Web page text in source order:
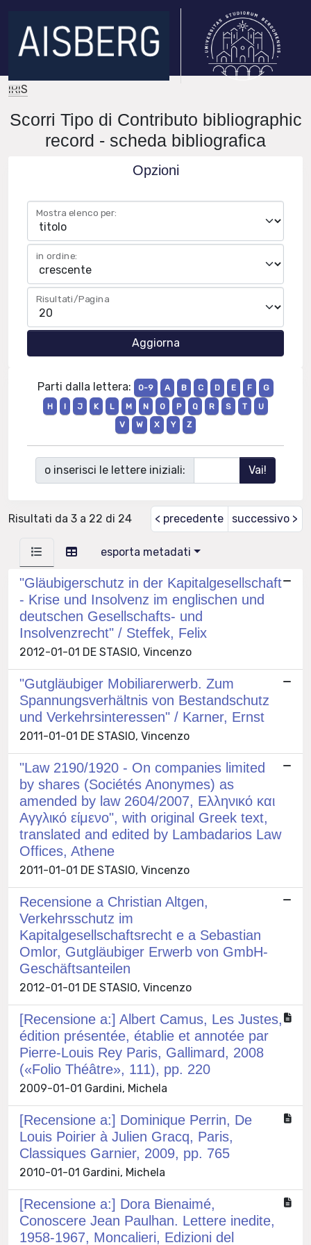
IRIS
Scorri Tipo di Contributo bibliographic
record - scheda bibliografica
Opzioni
Mostra elenco per:
in ordine:
Risultati/Pagina
Parti dalla lettera: 0-9 A B C D E F
G
H
I J K L M N O P Q R S T
U
V
W X Y Z
o inserisci le lettere iniziali:
Risultati da 3 a 22 di 24 < precedente successivo >
esporta metadati
"Gläubigerschutz in der Kapitalgesellschaft
- Krise und Insolvenz im englischen und
deutschen Gesellschafts- und
Insolvenzrecht" / Steffek, Felix
2012-01-01 DE STASIO, Vincenzo
"Gutgläubiger Mobiliarerwerb. Zum
Spannungsverhältnis von Bestandschutz
und Verkehrsinteressen" / Karner, Ernst
2011-01-01 DE STASIO, Vincenzo
"Law 2190/1920 - On companies limited
by shares (Sociétés Anonymes) as
amended by law 2604/2007, Ελληνικό και
Αγγλικό είμενο", with original Greek text,
translated and edited by Lambadarios Law
Offices, Athene
2011-01-01 DE STASIO, Vincenzo
Recensione a Christian Altgen,
Verkehrsschutz im
Kapitalgesellschaftsrecht e a Sebastian
Omlor, Gutgläubiger Erwerb von GmbH-
Geschäftsanteilen
2012-01-01 DE STASIO, Vincenzo
[Recensione a:] Albert Camus, Les Justes,
édition présentée, établie et annotée par
Pierre-Louis Rey Paris, Gallimard, 2008
(«Folio Théâtre», 111), pp. 220
2009-01-01 Gardini, Michela
[Recensione a:] Dominique Perrin, De
Louis Poirier à Julien Gracq, Paris,
Classiques Garnier, 2009, pp. 765
2010-01-01 Gardini, Michela
[Recensione a:] Dora Bienaimé,
Conoscere Jean Paulhan. Lettere inedite,
1958-1967, Moncalieri, Edizioni del